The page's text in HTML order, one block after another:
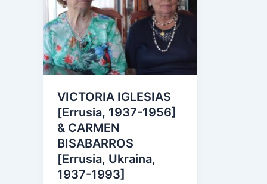
VICTORIA IGLESIAS
[Errusia, 1937-1956]
& CARMEN
BISABARROS
[Errusia, Ukraina,
1937-1993]